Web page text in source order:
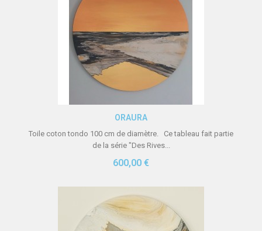
Aperçu rapide
ORAURA
Toile coton tondo 100 cm de diamètre. Ce tableau fait partie
de la série "Des Rives...
600,00 €